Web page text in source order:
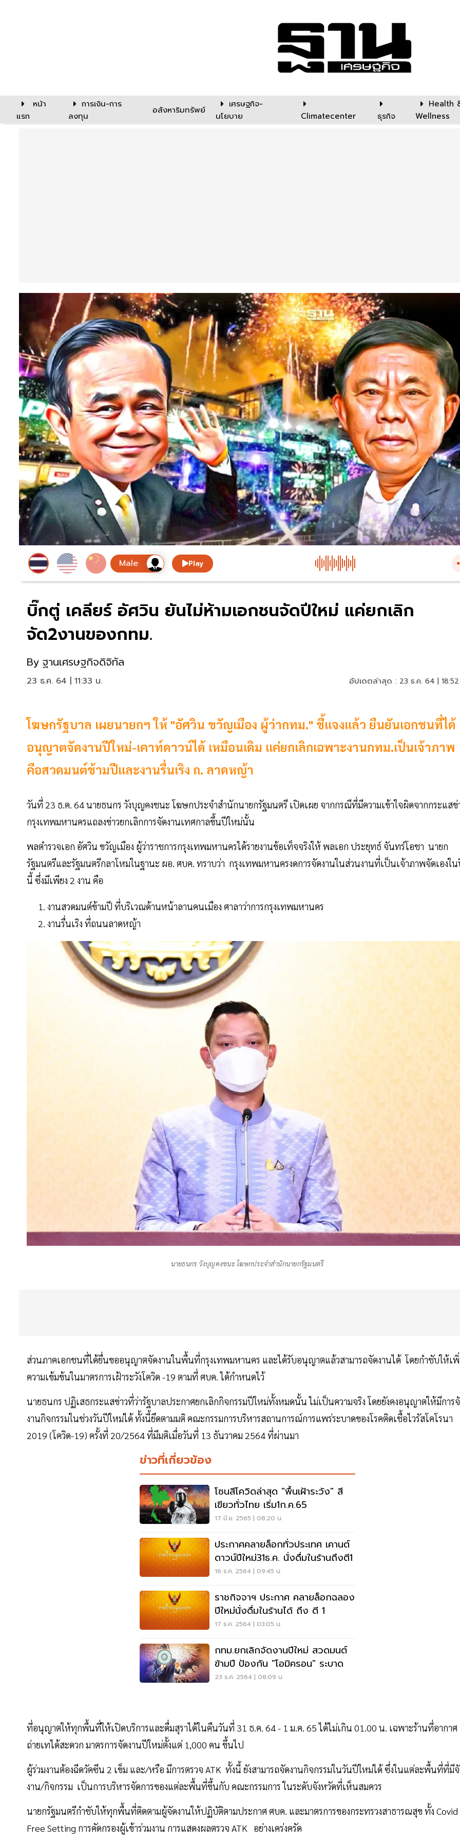
หน้า
แรก
การเงิน-การ
ลงทุน
อสังหาริมทรัพย์
เศรษฐกิจ-
นโยบาย
Climatecenter ธุรกิจ
Health
Wellness
Play
บิ๊กตู่ เคลียร์ อัศวิน ยันไม่ห้ามเอกชนจัดปีใหม่ แค่ยกเลิก
จัด2งานของกทม.
By ฐานเศรษฐกิจดิจิทัล
23 ธ.ค. 64 | 11:33 น. อัปเดตล่าสุด : 23 ธ.ค. 64 |
โฆษกรัฐบาล เผยนายกฯ ให้ "อัศวิน ขวัญเมือง ผู้ว่ากทม." ชี้แจงแล้ว ยืนยันเอกชนที่ได้
อนุญาตจัดงานปีใหม่-เคาท์ดาวน์ได้ เหมือนเดิม แค่ยกเลิกเฉพาะงานกทม.เป็นเจ้าภาพ
คือสวดมนต์ข้ามปีและงานรื่นเริง ถ. ลาดหญ้า
วันที่ 23 ธ.ค. 64 นายธนกร วังบุญคงชนะ โฆษกประจำสำนักนายกรัฐมนตรี เปิดเผย จากกรณีที่มีความเข้าใจผิดจากกระแสข่
กรุงเทพมหานครแถลงข่าวยกเลิกการจัดงานเทศกาลขึ้นปีใหม่นั้น
พลตำรวจเอก อัศวิน ขวัญเมือง ผู้ว่าราชการกรุงเทพมหานครได้รายงานข้อเท็จจริงให้ พลเอก ประยุทธ์ จันทร์โอชา นายก
รัฐมนตรีและรัฐมนตรีกลาโหมในฐานะ ผอ. ศบค. ทราบว่า กรุงเทพมหานครงดการจัดงานในส่วนงานที่เป็นเจ้าภาพจัดเองใ
นี้ ซึ่งมีเพียง 2 งาน คือ
งานสวดมนต์ข้ามปี ที่บริเวณด้านหน้าลานคนเมือง ศาลาว่าการกรุงเทพมหานคร
งานรื่นเริง ที่ถนนลาดหญ้า
นายธนกร วังบุญคงชนะ โฆษกประจำสำนักนายกรัฐมนตรี
ส่วนภาคเอกชนที่ได้ยื่นขออนุญาตจัดงานในพื้นที่กรุงเทพมหานคร และได้รับอนุญาตแล้วสามารถจัดงานได้ โดยกำชับให้เ
ความเข้มข้นในมาตรการเฝ้าระวังโควิด -19 ตามที่ ศบค. ได้กำหนดไว้
นายธนกร ปฏิเสธกระแสข่าวที่ว่ารัฐบาลประกาศยกเลิกกิจกรรมปีใหม่ทั้งหมดนั้น ไม่เป็นความจริง โดยยังคงอนุญาตให้มีการ
งานกิจกรรมในช่วงวันปีใหม่ได้ ทั้งนี้ยึดตามมติ คณะกรรมการบริหารสถานการณ์การแพร่ระบาดของโรคติดเชื้อไวรัสโคโรนา
2019 (โควิด-19) ครั้งที่ 20/2564 ที่มีมติเมื่อวันที่ 13 ธันวาคม 2564 ที่ผ่านมา
ข่าวที่เกี่ยวข้อง
โซนสีโควิดล่าสุด "พื้นเฝ้าระวัง" สี
เขียวทั่วไทย เริ่ม1ก.ค.65
17 มิ.ย. 2565 | 08:20 น.
ประกาศคลายล็อกทั่วประเทศ เคานต์
ดาวน์ปีใหม่31ธ.ค. นั่งดื่มในร้านถึงตี1
16 ธ.ค. 2564 | 09:45 น.
ราชกิจจาฯ ประกาศ คลายล็อกฉลอง
ปีใหม่นั่งดื่มในร้านได้ ถึง ตี 1
17 ธ.ค. 2564 | 03:05 น.
กทม.ยกเลิกจัดงานปีใหม่ สวดมนต์
ข้ามปี​ ป้องกัน "โอมิครอน" ระบาด
23 ธ.ค. 2564 | 08:09 น.
ที่อนุญาตให้ทุกพื้นที่ให้เปิดบริการและดื่มสุราได้ในคืนวันที่ 31 ธ.ค. 64 - 1 ม.ค. 65 ได้ไม่เกิน 01.00 น. เฉพาะร้านที่อากาศ
ถ่ายเทได้สะดวก มาตรการจัดงานปีใหม่ตั้งแต่ 1,000 คน ขึ้นไป
ผู้ร่วมงานต้องฉีดวัคซีน 2 เข็ม และ/หรือ มีการตรวจ ATK ทั้งนี้ ยังสามารถจัดงานกิจกรรมในวันปีใหม่ได้ ซึ่งในแต่ละพื้นที่ที่มี
งาน/กิจกรรม เป็นการบริหารจัดการของแต่ละพื้นที่ขึ้นกับ คณะกรรมการ ในระดับจังหวัดที่เห็นสมควร
นายกรัฐมนตรีกำชับให้ทุกพื้นที่ติดตามผู้จัดงานให้ปฏิบัติตามประกาศ ศบค. และมาตรการของกระทรวงสาธารณสุข ทั้ง Covid
Free Setting การคัดกรองผู้เข้าร่วมงาน การแสดงผลตรวจ ATK อย่างเคร่งครัด